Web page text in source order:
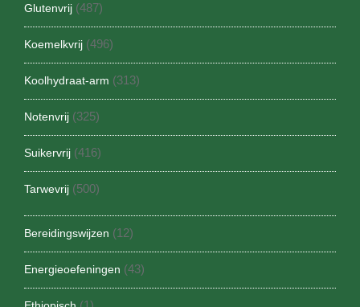
Glutenvrij (487)
Koemelkvrij (496)
Koolhydraat-arm (313)
Notenvrij (325)
Suikervrij (416)
Tarwevrij (500)
Bereidingswijzen (12)
Energieoefeningen (43)